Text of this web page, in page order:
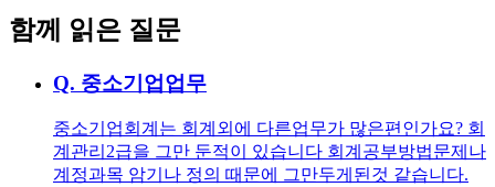
함께 읽은 질문
Q. 중소기업업무
중소기업회계는 회계외에 다른업무가 많은편인가요? 회
계관리2급을 그만 둔적이 있습니다 회계공부방법문제나
계정과목 암기나 정의 때문에 그만두게된것 같습니다.